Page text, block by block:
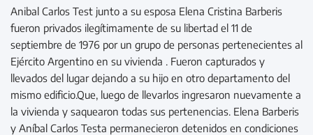
Anibal Carlos Test junto a su esposa Elena Cristina Barberis
fueron privados ilegítimamente de su libertad el 11 de
septiembre de 1976 por un grupo de personas pertenecientes al
Ejército Argentino en su vivienda . Fueron capturados y
llevados del lugar dejando a su hijo en otro departamento del
mismo edificio.Que, luego de llevarlos ingresaron nuevamente a
la vivienda y saquearon todas sus pertenencias. Elena Barberis
y Aníbal Carlos Testa permanecieron detenidos en condiciones